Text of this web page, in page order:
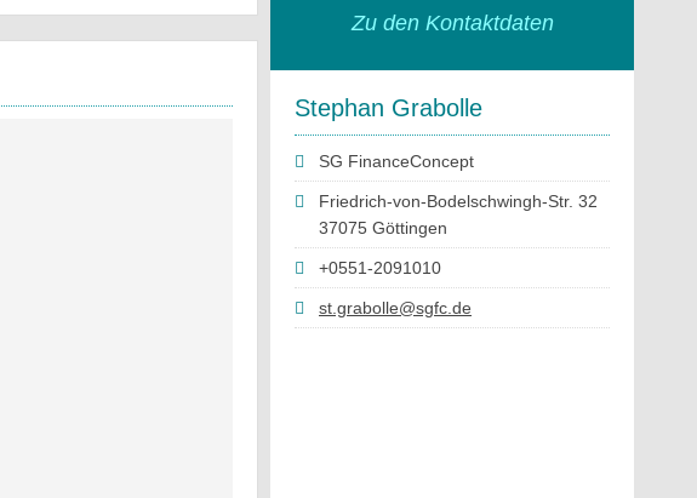
Zu den Kontaktdaten
Stephan Grabolle
SG FinanceConcept
Friedrich-von-Bodelschwingh-Str. 32
37075 Göttingen
+0551-2091010
st.grabolle@sgfc.de